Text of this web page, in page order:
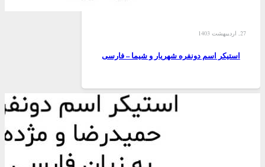
27, اردیبهشت 1403
استیکر اسم دونفره شهریار و شیما – فارسی